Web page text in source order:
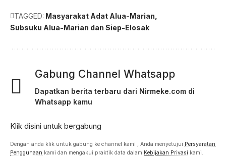
TAGGED: Masyarakat Adat Alua-Marian
Subsuku Alua-Marian dan Siep-Elosak
Gabung Channel Whatsapp
Dapatkan berita terbaru dari Nirmeke.com di
Whatsapp kamu
Klik disini untuk bergabung
Dengan anda klik untuk gabung ke channel kami , Anda menyetujui Persyaratan
Penggunaan kami dan mengakui praktik data dalam Kebijakan Privasi kami.